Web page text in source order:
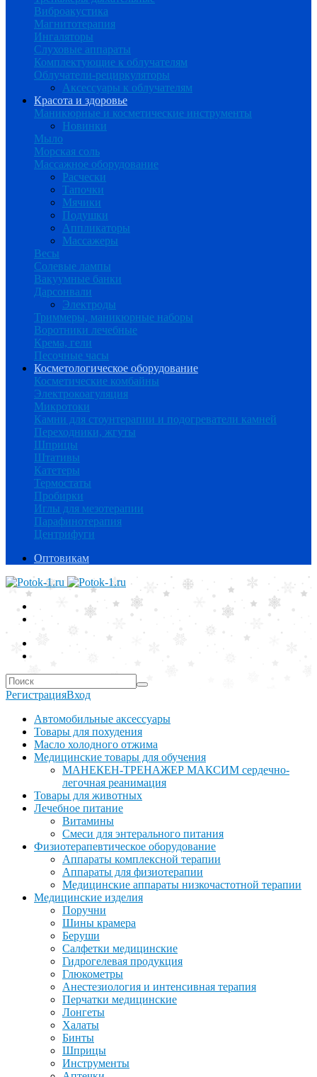
Виброакустика
Магнитотерапия
Ингаляторы
Слуховые аппараты
Комплектующие к облучателям
Облучатели-рециркуляторы
Аксессуары к облучателям
Красота и здоровье
Маникюрные и косметические инструменты
Новинки
Мыло
Морская соль
Массажное оборудование
Расчески
Тапочки
Мячики
Подушки
Аппликаторы
Массажеры
Весы
Солевые лампы
Вакуумные банки
Дарсонвали
Электроды
Триммеры, маникюрные наборы
Воротники лечебные
Крема, гели
Песочные часы
Косметологическое оборудование
Косметические комбайны
Электрокоагуляция
Микротоки
Камни для стоунтерапии и подогреватели камней
Переходники, жгуты
Шприцы
Штативы
Катетеры
Термостаты
Пробирки
Иглы для мезотерапии
Парафинотерапия
Центрифуги
Оптовикам
РегистрацияВход
Автомобильные аксессуары
Товары для похудения
Масло холодного отжима
Медицинские товары для обучения
МАНЕКЕН-ТРЕНАЖЕР МАКСИМ сердечно-
легочная реанимация
Товары для животных
Лечебное питание
Витамины
Смеси для энтерального питания
Физиотерапевтическое оборудование
Аппараты комплексной терапии
Аппараты для физиотерапии
Медицинские аппараты низкочастотной терапии
Медицинские изделия
Поручни
Шины крамера
Беруши
Салфетки медицинские
Гидрогелевая продукция
Глюкометры
Анестезиология и интенсивная терапия
Перчатки медицинские
Лонгеты
Халаты
Бинты
Шприцы
Инструменты